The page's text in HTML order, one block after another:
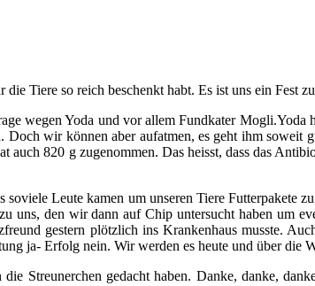
Tiere so reich beschenkt habt. Es ist uns ein Fest
wegen Yoda und vor allem Fundkater
Doch wir können aber aufatmen, es geht ihm soweit
820 g zugenommen. Das heisst, dass das
Leute kamen um unseren Tiere Futterpakete
uns, den wir dann auf Chip untersucht haben um
gestern plötzlich ins Krankenhaus musste.
ja- Erfolg nein. Wir werden es heute und über die
Streunerchen gedacht haben. Danke, danke,